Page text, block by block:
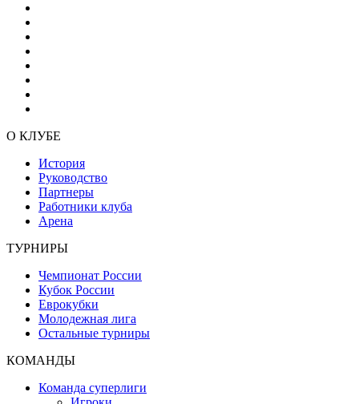
О КЛУБЕ
История
Руководство
Партнеры
Работники клуба
Арена
ТУРНИРЫ
Чемпионат России
Кубок России
Еврокубки
Молодежная лига
Остальные турниры
КОМАНДЫ
Команда суперлиги